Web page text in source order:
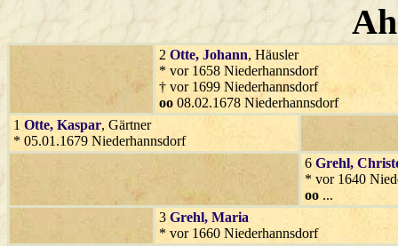
2 Otte, Johann, Häusler
* vor 1658 Niederhannsdorf
† vor 1699 Niederhannsdorf
oo 08.02.1678 Niederhannsdorf
1 Otte, Kaspar, Gärtner
* 05.01.1679 Niederhannsdorf
6 Grehl,
* vor 1640
oo ...
3 Grehl, Maria
* vor 1660 Niederhannsdorf